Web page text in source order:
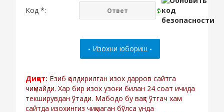
Код *:
Диққат: Ёзиб қолдирилган изох дарров сайтга
чиқмайди. Хар бир изох узоғи билан 24 соат ичида
текширувдан ўтади. Мабодо бу вақт ўтгач хам
сайтда изохингиз чиқмаган бўлса унда